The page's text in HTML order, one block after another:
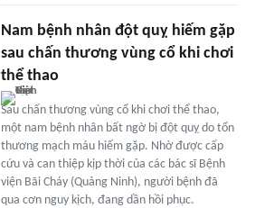
Nam bệnh nhân đột quỵ hiếm gặp
sau chấn thương vùng cổ khi chơi
thể thao
Sau chấn thương vùng cổ khi chơi thể thao,
một nam bệnh nhân bất ngờ bị đột quỵ do tổn
thương mạch máu hiếm gặp. Nhờ được cấp
cứu và can thiệp kịp thời của các bác sĩ Bệnh
viện Bãi Cháy (Quảng Ninh), người bệnh đã
qua cơn nguy kịch, đang dần hồi phục.